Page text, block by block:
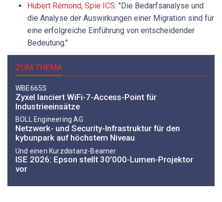
Hubert ­Rémond, Spie ICS: "Die Bedarfsanalyse und
die Analyse der Auswirkungen einer Migration sind für
eine erfolgreiche Einführung von entscheidender
Bedeutung."
ZUM THEMA
WBE665S
Zyxel lanciert WiFi-7-Access-Point für
Industrieeinsätze
BOLL Engineering AG
Netzwerk- und Security-Infrastruktur für den
kybunpark auf höchstem Niveau
Und einen Kurzdistanz-Beamer
ISE 2026: Epson stellt 30'000-Lumen-Projektor
vor